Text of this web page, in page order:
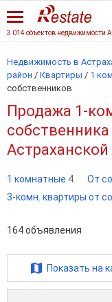
Недвижимость в
район / Квартиры / 1
собственников
Продажа 1-
Астраханской
1 комнатные 4 От
3-комн. квартиры от
164объявления
Показать на